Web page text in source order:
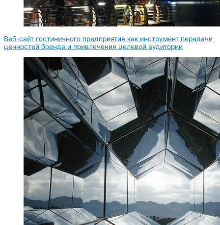
Веб-сайт гостиничного предприятия как инструмент передачи
ценностей бренда и привлечения целевой аудитории